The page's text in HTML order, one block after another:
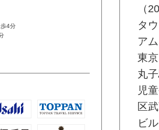
4分
（
タ
ア
東
丸
児
区
ビ